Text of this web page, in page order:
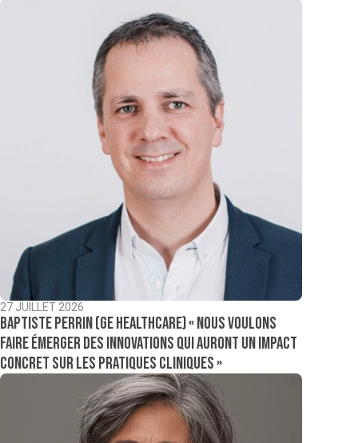
27 JUILLET 2026
Baptiste Perrin (GE Healthcare) « Nous voulons
faire émerger des innovations qui auront un impact
concret sur les pratiques cliniques »